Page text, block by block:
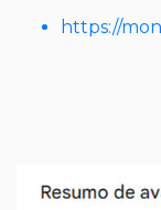
https://